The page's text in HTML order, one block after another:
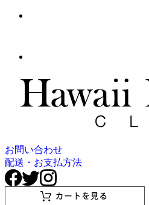
お問い合わせ
配送・お支払方法